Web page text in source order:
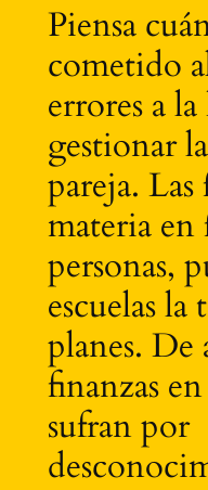
Piensa
cometido
errores a
gestionar
pareja.
materia en
personas,
escuelas la
planes. De
finanzas
sufran por